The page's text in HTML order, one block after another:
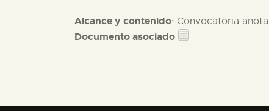
Alcance y contenido: Convocatoria
Documento asociado